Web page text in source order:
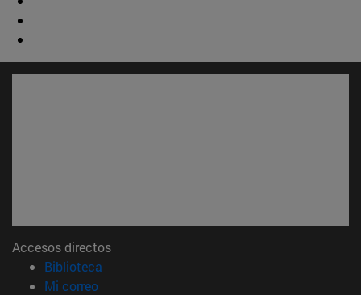
Accesos directos
Biblioteca
Mi correo(abre en nueva ventana)